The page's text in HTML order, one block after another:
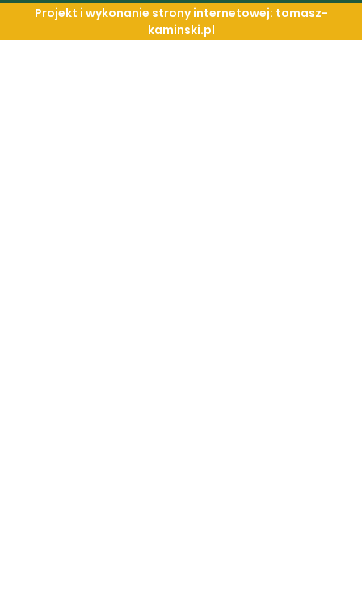
Projekt i wykonanie strony internetowej: tomasz-
kaminski.pl